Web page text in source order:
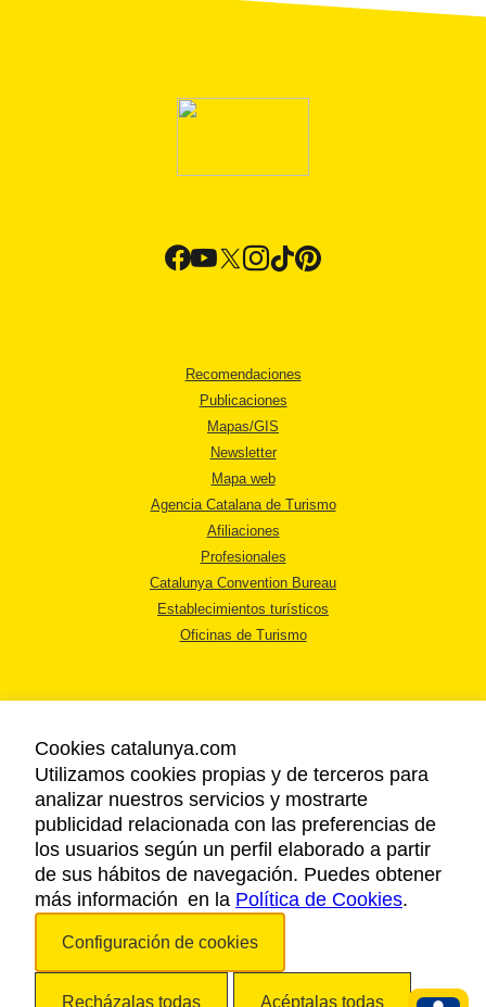
Recomendaciones
Publicaciones
Mapas/GIS
Newsletter
Mapa web
Agencia Catalana de Turismo
Afiliaciones
Profesionales
Catalunya Convention Bureau
Establecimientos turísticos
Oficinas de Turismo
AVISO LEGAL
POLÍTICA DE PRIVACIDAD
COOKIES
ACCESSIBILIDAD
Copyright © 2026. Agencia Catalana de Turismo. Todos los derechos
Cookies catalunya.com
Utilizamos cookies propias y de terceros para
analizar nuestros servicios y mostrarte
publicidad relacionada con las preferencias de
los usuarios según un perfil elaborado a partir
de sus hábitos de navegación. Puedes obtener
más información en la Política de Cookies.
Configuración de cookies
Recházalas todas Acéptalas todas